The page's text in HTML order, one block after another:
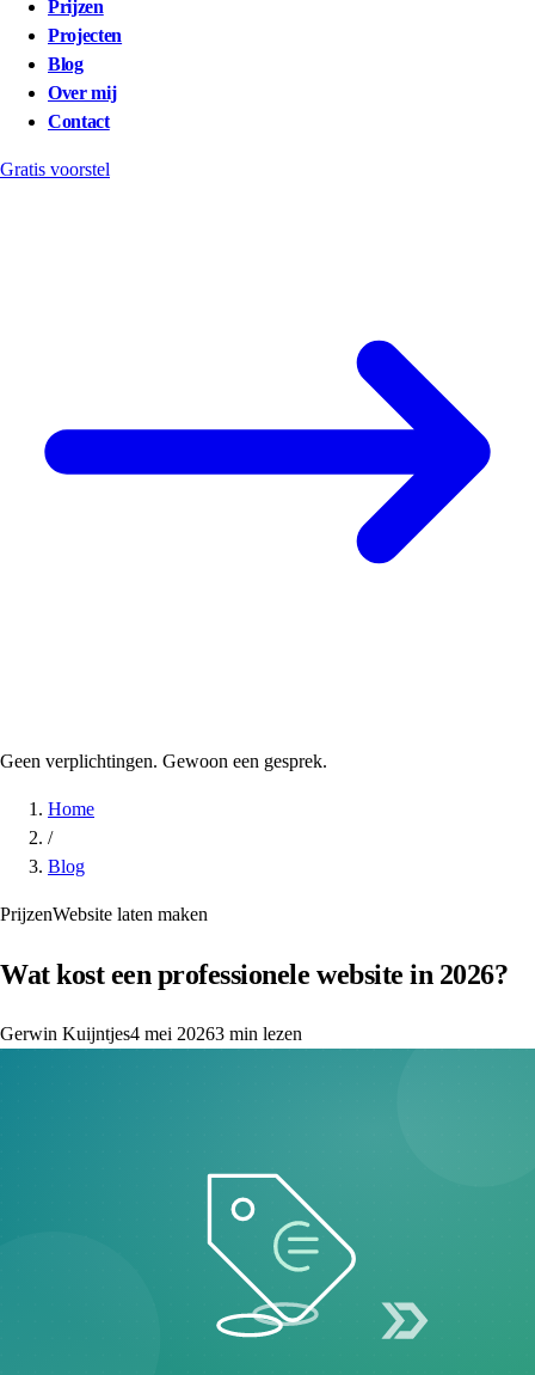
Prijzen
Projecten
Blog
Over mij
Contact
Gratis voorstel
Geen verplichtingen. Gewoon een gesprek.
Home
/
Blog
PrijzenWebsite laten maken
Wat kost een professionele website in 2026?
Gerwin Kuijntjes4 mei 20263 min lezen